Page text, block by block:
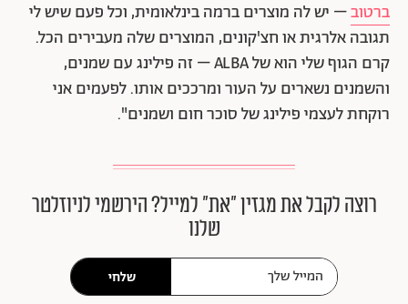
ברטוב– יש לה מוצרים ברמה בינלאומית, וכל פעם שיש לי
תגובה אלרגית או חצ'קונים, המוצרים שלה מעבירים הכל.
קרם הגוף שלי הוא של ALBA – זה פילינג עם שמנים,
והשמנים נשארים על העור ומרככים אותו. לפעמים אני
רוקחת לעצמי פילינג של סוכר חום ושמנים".
רוצה לקבל את מגזין ״את״ למייל? הירשמי לניוזלטר
שלנו
שלחי